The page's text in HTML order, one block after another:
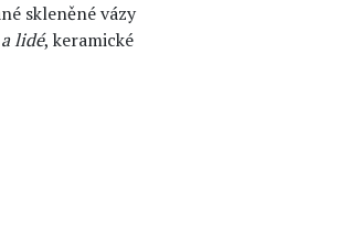
skleněné vázy
lidé, keramické